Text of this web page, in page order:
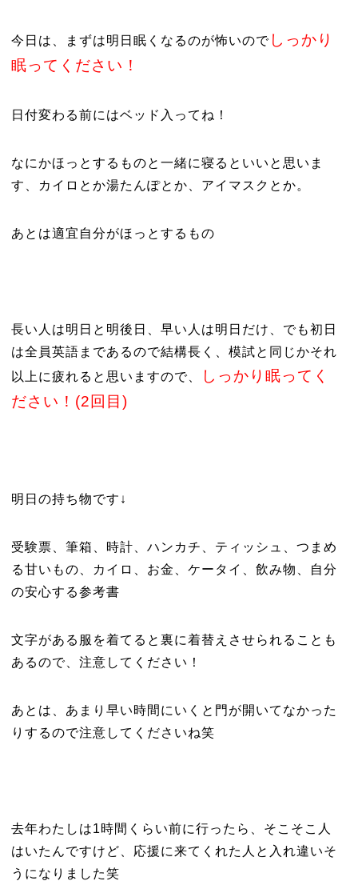
今日は、まずは明日眠くなるのが怖いのでしっかり
眠ってください！
日付変わる前にはベッド入ってね！
なにかほっとするものと一緒に寝るといいと思いま
す、カイロとか湯たんぽとか、アイマスクとか。
あとは適宜自分がほっとするもの
長い人は明日と明後日、早い人は明日だけ、でも初日
は全員英語まであるので結構長く、模試と同じかそれ
以上に疲れると思いますので、
しっかり眠ってく
ださい！(2回目)
明日の持ち物です↓
受験票、筆箱、時計、ハンカチ、ティッシュ、つまめ
る甘いもの、カイロ、お金、ケータイ、飲み物、自分
の安心する参考書
文字がある服を着てると裏に着替えさせられることも
あるので、注意してください！
あとは、あまり早い時間にいくと門が開いてなかった
りするので注意してくださいね笑
去年わたしは1時間くらい前に行ったら、そこそこ人
はいたんですけど、応援に来てくれた人と入れ違いそ
うになりました笑